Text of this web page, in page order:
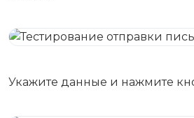
Укажите данные и нажмите